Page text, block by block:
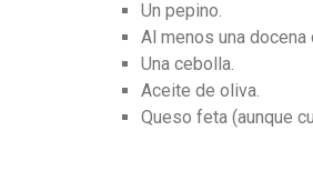
Un pepino.
Al menos una docena
Una cebolla.
Aceite de oliva.
Queso feta (aunque